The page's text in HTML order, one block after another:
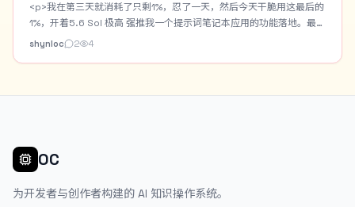
<p>我在第三天就消耗了只剩1%，忍了一天，然后今天干脆用这最后的
1%，开着5.6 Sol 极高 强推我一个提示词笔记本应用的功能落地。最终
用时3小时，居然还是跑完了。但是现在还是出现一些戒断反应，感觉
色定妆图。之后生图可以直接调用AI模特自动作为垫图。</p> <p>这是
AI模特资产库的界面： <img
da69da9d72a8.webp" alt="1bb0d28b-c7dd-4327-bafa-
shynloc 2 4
OC
为开发者与创作者构建的 AI 知识操作系统。